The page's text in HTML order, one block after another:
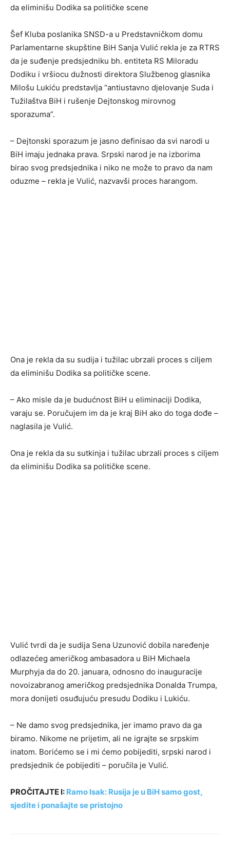
da eliminišu Dodika sa političke scene
Šef Kluba poslanika SNSD-a u Predstavničkom domu
Parlamentarne skupštine BiH Sanja Vulić rekla je za RTRS
da je suđenje predsjedniku bh. entiteta RS Miloradu
Dodiku i vršiocu dužnosti direktora Službenog glasnika
Milošu Lukiću predstavlja “antiustavno djelovanje Suda i
Tužilaštva BiH i rušenje Dejtonskog mirovnog
sporazuma”.
– Dejtonski sporazum je jasno definisao da svi narodi u
BiH imaju jednaka prava. Srpski narod je na izborima
birao svog predsjednika i niko ne može to pravo da nam
oduzme – rekla je Vulić, nazvavši proces harangom.
Ona je rekla da su sudija i tužilac ubrzali proces s ciljem
da eliminišu Dodika sa političke scene.
– Ako misle da je budućnost BiH u eliminaciji Dodika,
varaju se. Poručujem im da je kraj BiH ako do toga dođe –
naglasila je Vulić.
Ona je rekla da su sutkinja i tužilac ubrzali proces s ciljem
da eliminišu Dodika sa političke scene.
Vulić tvrdi da je sudija Sena Uzunović dobila naređenje
odlazećeg američkog ambasadora u BiH Michaela
Murphyja da do 20. januara, odnosno do inauguracije
novoizabranog američkog predsjednika Donalda Trumpa,
mora donijeti osuđujuću presudu Dodiku i Lukiću.
– Ne damo svog predsjednika, jer imamo pravo da ga
biramo. Nikome ne prijetim, ali ne igrajte se srpskim
inatom. Borićemo se i mi ćemo pobijediti, srpski narod i
predsjednik će pobijediti – poručila je Vulić.
PROČITAJTE I: Ramo Isak: Rusija je u BiH samo gost,
sjedite i ponašajte se pristojno